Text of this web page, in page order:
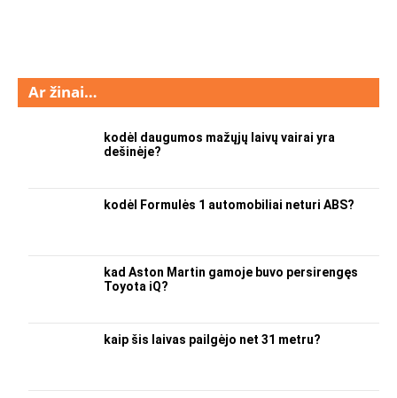
Ar žinai…
kodėl daugumos mažųjų laivų vairai yra
dešinėje?
kodėl Formulės 1 automobiliai neturi ABS?
kad Aston Martin gamoje buvo persirengęs
Toyota iQ?
kaip šis laivas pailgėjo net 31 metru?